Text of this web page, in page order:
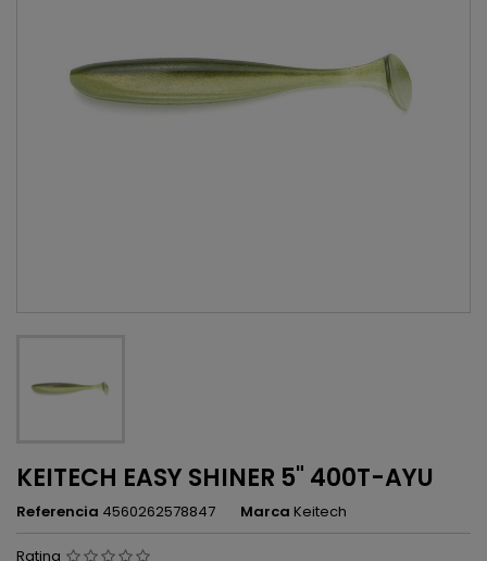
KEITECH EASY SHINER 5" 400T-AYU
Referencia 4560262578847 Marca Keitech
Rating